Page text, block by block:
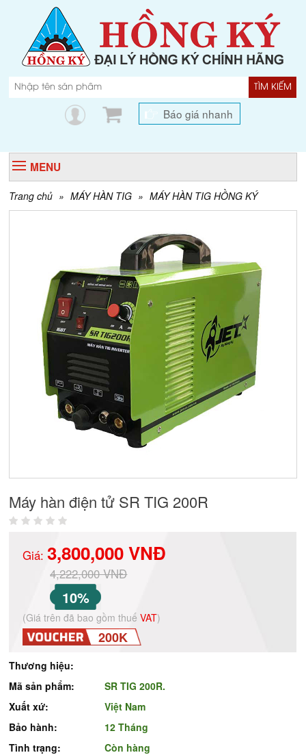
TÌM KIẾM
Báo giá nhanh
MENU
Trang chủ » MÁY HÀN TIG » MÁY HÀN TIG HỒNG KÝ
Máy hàn điện tử SR TIG 200R
Giá:3,800,000 VNĐ
4,222,000 VNĐ
10%
(Giá trên đã bao gồm thuếVAT)
200K
Thương hiệu:
Mã sản phẩm:
SR TIG 200R.
Xuất xứ:
Việt Nam
Bảo hành:
12 Tháng
Tình trạng:
Còn hàng